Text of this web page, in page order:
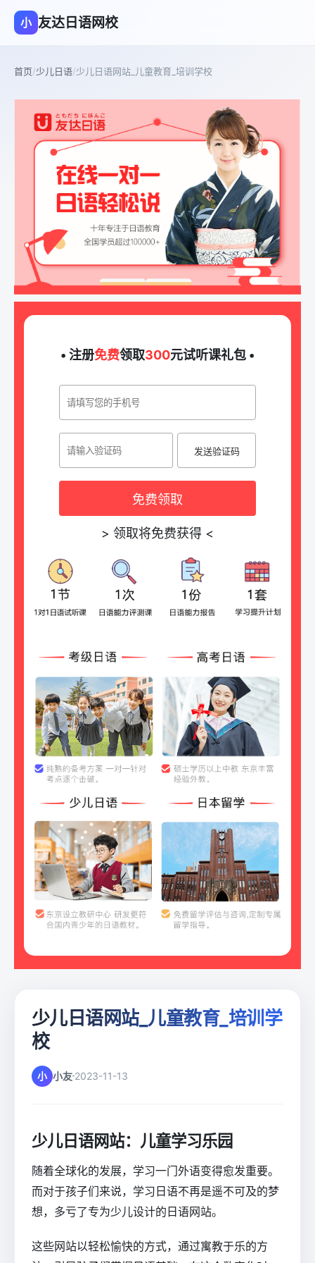
小 友达日语网校
首页/少儿日语/少儿日语网站_儿童教育_培训学校
• 注册免费领取300元试听课礼包 •
发送验证码
免费领取
> 领取将免费获得 <
少儿日语网站_儿童教育_培训学
校
小 小友 2023-11-13
少儿日语网站：儿童学习乐园
随着全球化的发展，学习一门外语变得愈发重要。
而对于孩子们来说，学习日语不再是遥不可及的梦
想，多亏了专为少儿设计的日语网站。
这些网站以轻松愉快的方式，通过寓教于乐的方